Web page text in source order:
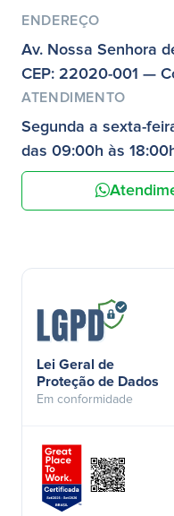
ENDEREÇO
Av. Nossa Senhora
CEP: 22020-001 —
ATENDIMENTO
Segunda a sexta-
das 09:00h às
Lei Geral de
Proteção de Dados
Em conformidade